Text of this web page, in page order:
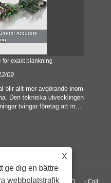
för exakt blankning
09
blir allt mer avgörande inom
Den tekniska utvecklingen
tvingar företag att möta
hos modern industri,
uppstått som en
MACHINERY CO., LTD.， - Coil
X
ge dig en bättre
webbplatstrafik